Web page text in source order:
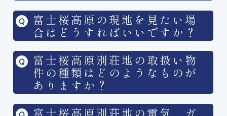
富士桜高原の現地を見たい場
合はどうすればいいですか？
富士桜高原別荘地の取扱い物
件の種類はどのようなものが
ありますか？
富士桜高原別荘地の電気、ガ